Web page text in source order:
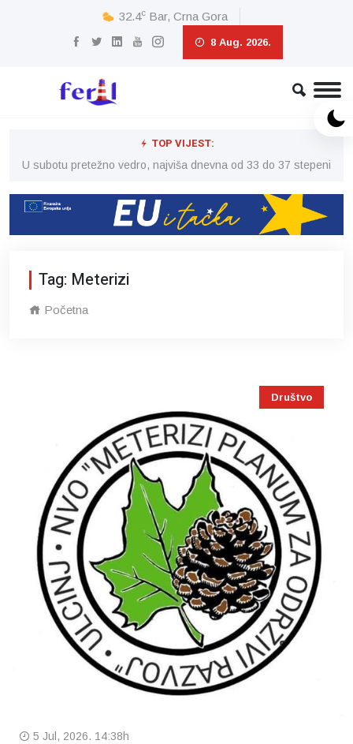
32.4c Bar, Crna Gora
8 Aug. 2026.
TOP VIJEST:
U subotu pretežno vedro, najviša dnevna od 33 do 37 stepeni
Tag: Meterizi
Početna
Društvo
5 Jul, 2026. 14:38h